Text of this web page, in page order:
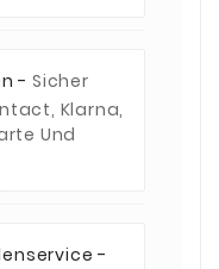
-Sicher
Klarna,
Und
-